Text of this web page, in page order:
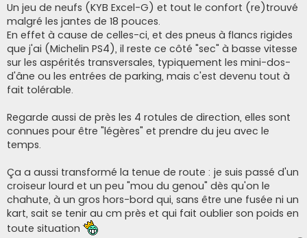
Un jeu de neufs (KYB Excel-G) et tout le confort (re)trouvé
malgré les jantes de 18 pouces.
En effet à cause de celles-ci, et des pneus à flancs rigides
que j'ai (Michelin PS4), il reste ce côté "sec" à basse vitesse
sur les aspérités transversales, typiquement les mini-dos-
d'âne ou les entrées de parking, mais c'est devenu tout à
fait tolérable.
Regarde aussi de près les 4 rotules de direction, elles sont
connues pour être "légères" et prendre du jeu avec le
temps.
Ça a aussi transformé la tenue de route : je suis passé d'un
croiseur lourd et un peu "mou du genou" dès qu'on le
chahute, à un gros hors-bord qui, sans être une fusée ni un
kart, sait se tenir au cm près et qui fait oublier son poids en
toute situation